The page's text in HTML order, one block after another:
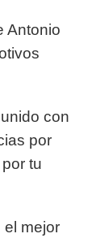
Antonio
con
por
tu
el mejor